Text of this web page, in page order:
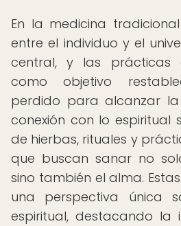
En la medicina
entre el individuo y el
central, y las prácticas
como objetivo
perdido para alcanzar la
conexión con lo espiritual
de hierbas, rituales y
que buscan sanar no
sino también el alma.
una perspectiva única
espiritual, destacando la